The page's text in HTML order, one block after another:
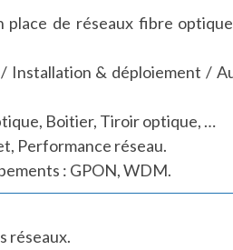
place de réseaux fibre
Installation & déploiement /
Boitier, Tiroir optique, …
Performance réseau.
: GPON, WDM.
réseaux.